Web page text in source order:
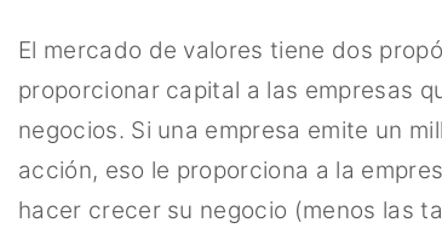
El mercado de valores tiene dos
proporcionar capital a las empresas
negocios. Si una empresa emite un
acción, eso le proporciona a la
hacer crecer su negocio (menos las